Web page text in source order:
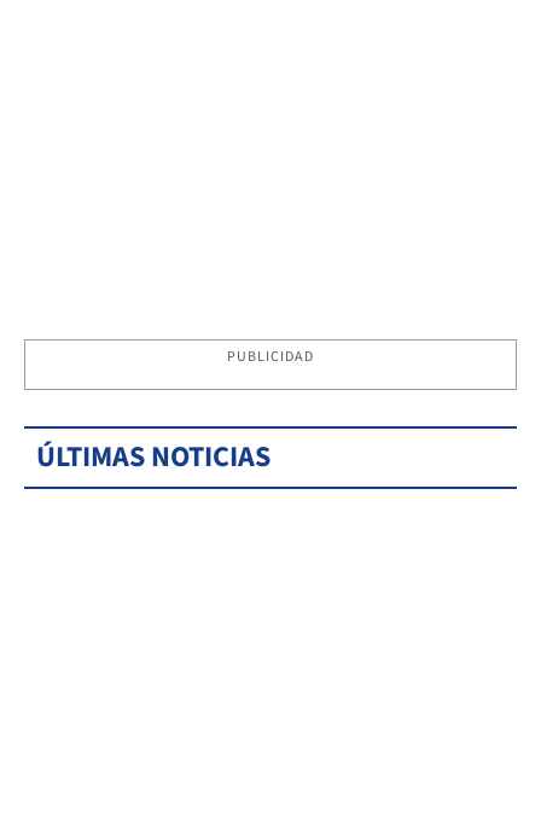
PUBLICIDAD
ÚLTIMAS NOTICIAS